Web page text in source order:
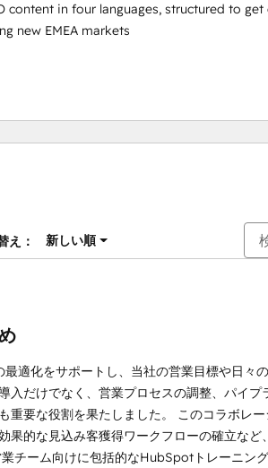
in four languages, structured to get
new EMEA markets
え： 新しい順
適化をサポートし、当社の営業目標や日々
入だけでなく、営業プロセスの調整、パイ
要な役割を果たしました。 このコラボレー
果的な見込み客獲得ワークフローの確立な
チーム向けに包括的なHubSpotトレーニン